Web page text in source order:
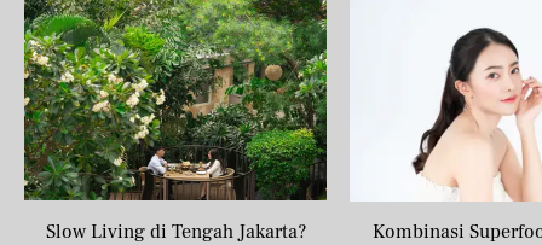
Slow Living di Tengah Jakarta?
Kombinasi